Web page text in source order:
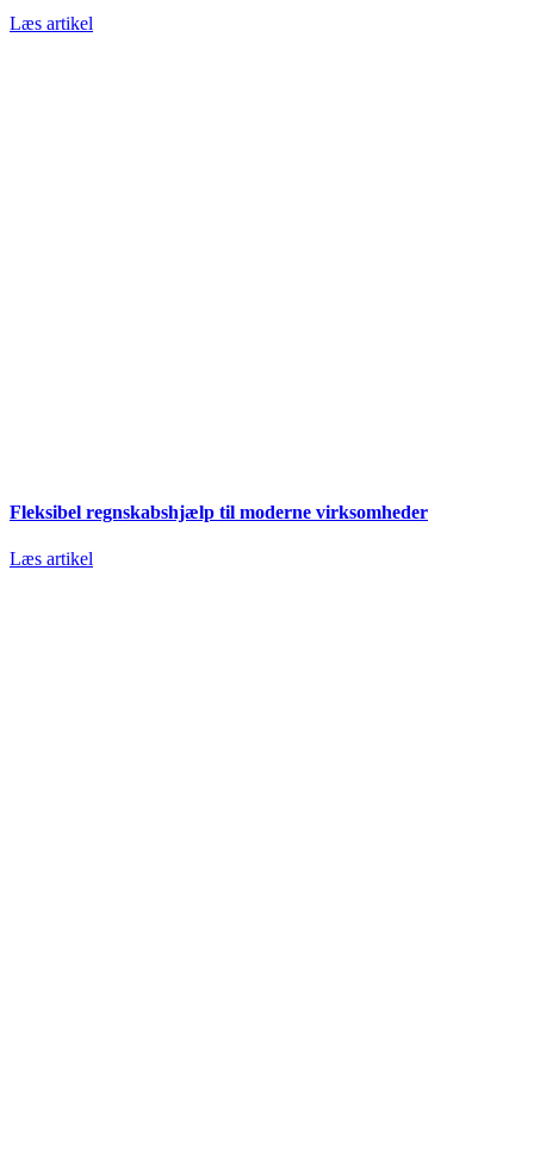
Læs artikel
Fleksibel regnskabshjælp til moderne virksomheder
Læs artikel